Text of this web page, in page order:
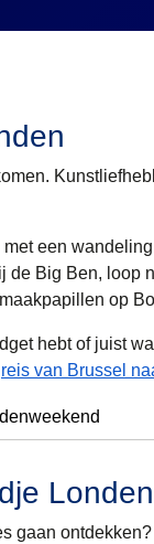
een
Big Ben, loop
op
hebt of juist
reis van Brussel
Londen
gaan